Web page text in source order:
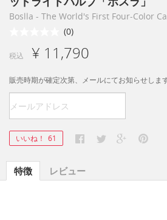
Boslla - The World's First Four-Color
(0)
税込 ¥ 11,790
販売時期が確定次第、メールにてお知らせします
いいね！ 61
特徴 レビュー